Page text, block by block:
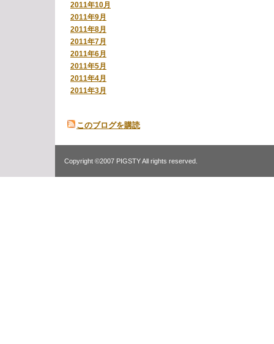
2011年10月
2011年9月
2011年8月
2011年7月
2011年6月
2011年5月
2011年4月
2011年3月
このブログを購読
Copyright ©2007 PIGSTY All rights reserved.